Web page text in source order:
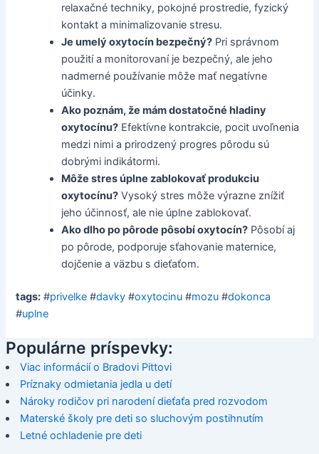
relaxačné techniky, pokojné prostredie, fyzický
kontakt a minimalizovanie stresu.
Je umelý oxytocín bezpečný? Pri správnom
použití a monitorovaní je bezpečný, ale jeho
nadmerné používanie môže mať negatívne
účinky.
Ako poznám, že mám dostatočné hladiny
oxytocínu? Efektívne kontrakcie, pocit uvoľnenia
medzi nimi a prirodzený progres pôrodu sú
dobrými indikátormi.
Môže stres úplne zablokovať produkciu
oxytocínu? Vysoký stres môže výrazne znížiť
jeho účinnosť, ale nie úplne zablokovať.
Ako dlho po pôrode pôsobí oxytocín? Pôsobí aj
po pôrode, podporuje sťahovanie maternice,
dojčenie a väzbu s dieťaťom.
tags: #privelke #davky #oxytocinu #mozu #dokonca
#uplne
Populárne príspevky:
Viac informácií o Bradovi Pittovi
Príznaky odmietania jedla u detí
Nároky rodičov pri narodení dieťaťa pred rozvodom
Materské školy pre deti so sluchovým postihnutím
Letné ochladenie pre deti